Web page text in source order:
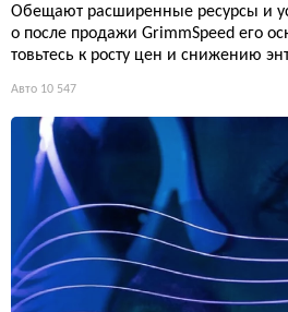
Обещают расширенные ресурсы и
о после продажи GrimmSpeed его
товьтесь к росту цен и снижению
Авто 10 547